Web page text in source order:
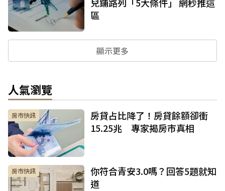
區
顯示更多
人氣瀏覽
房市快訊
房貸占比降了！房貸餘額卻衝
15.25兆 專家揭房市真相
房市快訊
你符合青安3.0嗎？回答5題就知
道